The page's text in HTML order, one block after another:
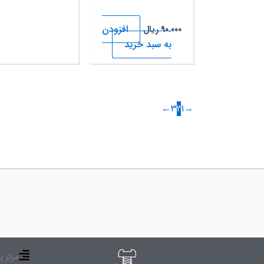
۹۰.۰۰۰ریال
افزودن
به سبد خرید
→
1
2
3
←
مرکز